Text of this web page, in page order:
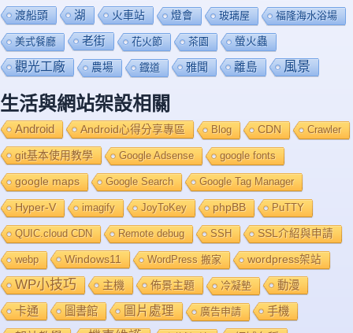
渡船頭 湖 火車站 燈會 玻璃屋 福隆海水浴場
美式餐廳 老街 花火節 茶園 螢火蟲
觀光工廠 農場 鐡道 雅聞 離島 風景
生活與網站架設相關
Android Android心得分享專區 Blog CDN Crawler
git基本使用教學 Google Adsense google fonts
google maps Google Search Google Tag Manager
Hyper-V imagify JoyToKey phpBB PuTTY
QUIC.cloud CDN Remote debug SSH SSL介紹與申請
webp Windows11 WordPress 搬家 wordpress架站
WP小技巧 主機 佈景主題 冷凝墊 動漫
卡通 圖書館 圖片處理 廣告申請 手機